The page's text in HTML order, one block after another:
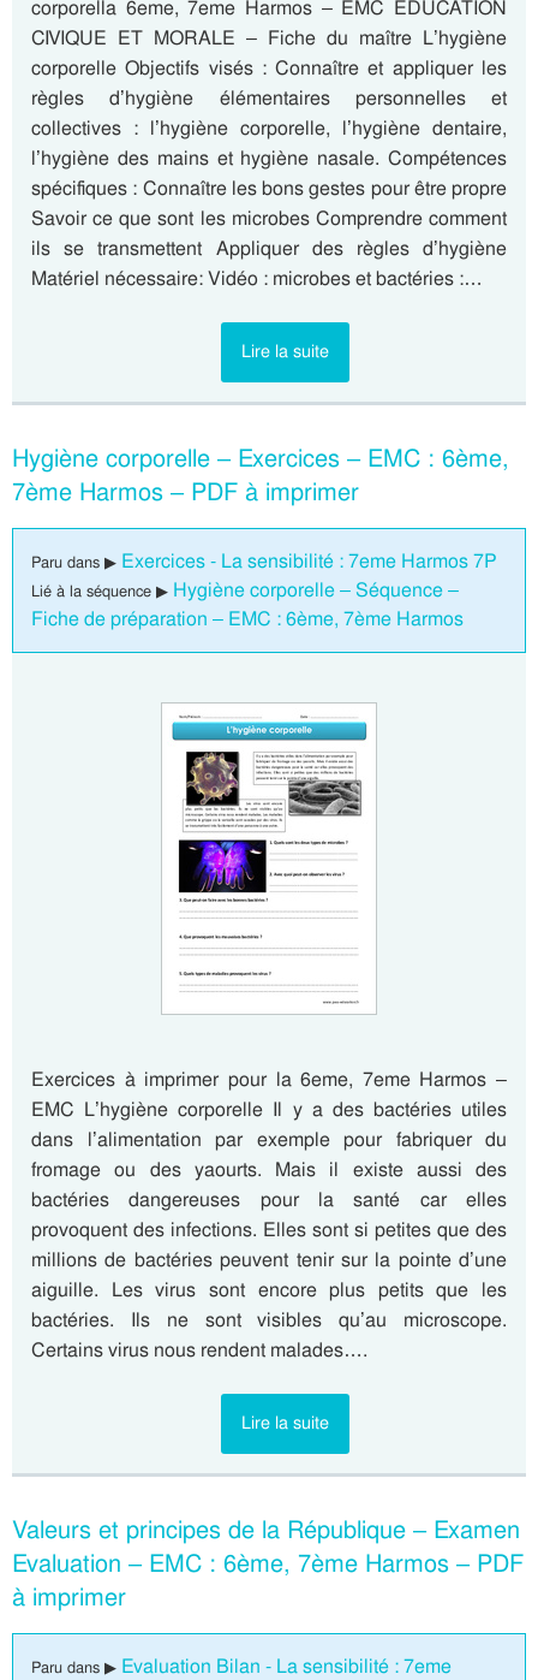
corporella 6eme, 7eme Harmos – EMC EDUCATION
CIVIQUE ET MORALE – Fiche du maître L’hygiène
corporelle Objectifs visés : Connaître et appliquer les
règles d’hygiène élémentaires personnelles et
collectives : l’hygiène corporelle, l’hygiène dentaire,
l’hygiène des mains et hygiène nasale. Compétences
spécifiques : Connaître les bons gestes pour être propre
Savoir ce que sont les microbes Comprendre comment
ils se transmettent Appliquer des règles d’hygiène
Matériel nécessaire: Vidéo : microbes et bactéries :…
Lire la suite
Hygiène corporelle – Exercices – EMC : 6ème,
7ème Harmos – PDF à imprimer
Paru dans ▶ Exercices - La sensibilité : 7eme Harmos 7P
Lié à la séquence ▶ Hygiène corporelle – Séquence –
Fiche de préparation – EMC : 6ème, 7ème Harmos
Exercices à imprimer pour la 6eme, 7eme Harmos –
EMC L’hygiène corporelle Il y a des bactéries utiles
dans l’alimentation par exemple pour fabriquer du
fromage ou des yaourts. Mais il existe aussi des
bactéries dangereuses pour la santé car elles
provoquent des infections. Elles sont si petites que des
millions de bactéries peuvent tenir sur la pointe d’une
aiguille. Les virus sont encore plus petits que les
bactéries. Ils ne sont visibles qu’au microscope.
Certains virus nous rendent malades….
Lire la suite
Valeurs et principes de la République – Examen
Evaluation – EMC : 6ème, 7ème Harmos – PDF
à imprimer
Paru dans ▶ Evaluation Bilan - La sensibilité : 7eme